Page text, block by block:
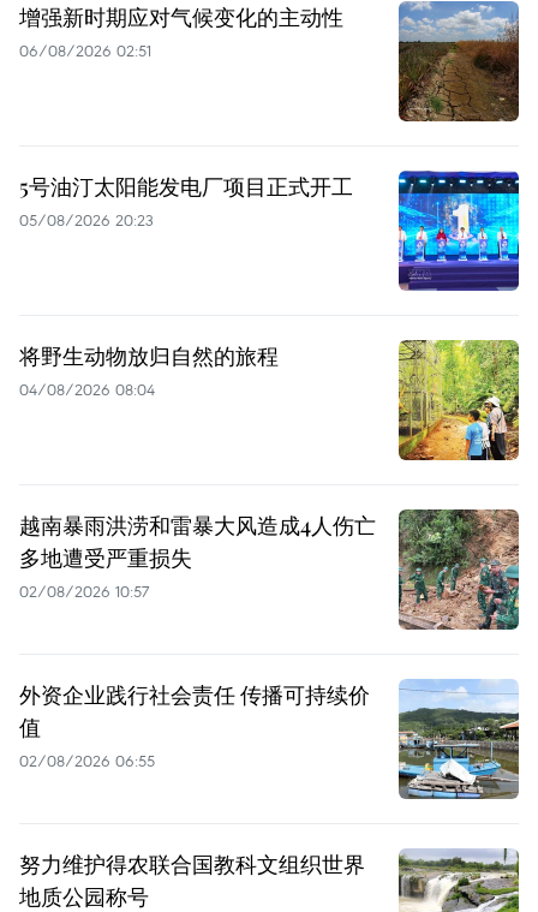
增强新时期应对气候变化的主动性
06/08/2026 02:51
5号油汀太阳能发电厂项目正式开工
05/08/2026 20:23
将野生动物放归自然的旅程
04/08/2026 08:04
越南暴雨洪涝和雷暴大风造成4人伤亡
多地遭受严重损失
02/08/2026 10:57
外资企业践行社会责任 传播可持续价
值
02/08/2026 06:55
努力维护得农联合国教科文组织世界
地质公园称号